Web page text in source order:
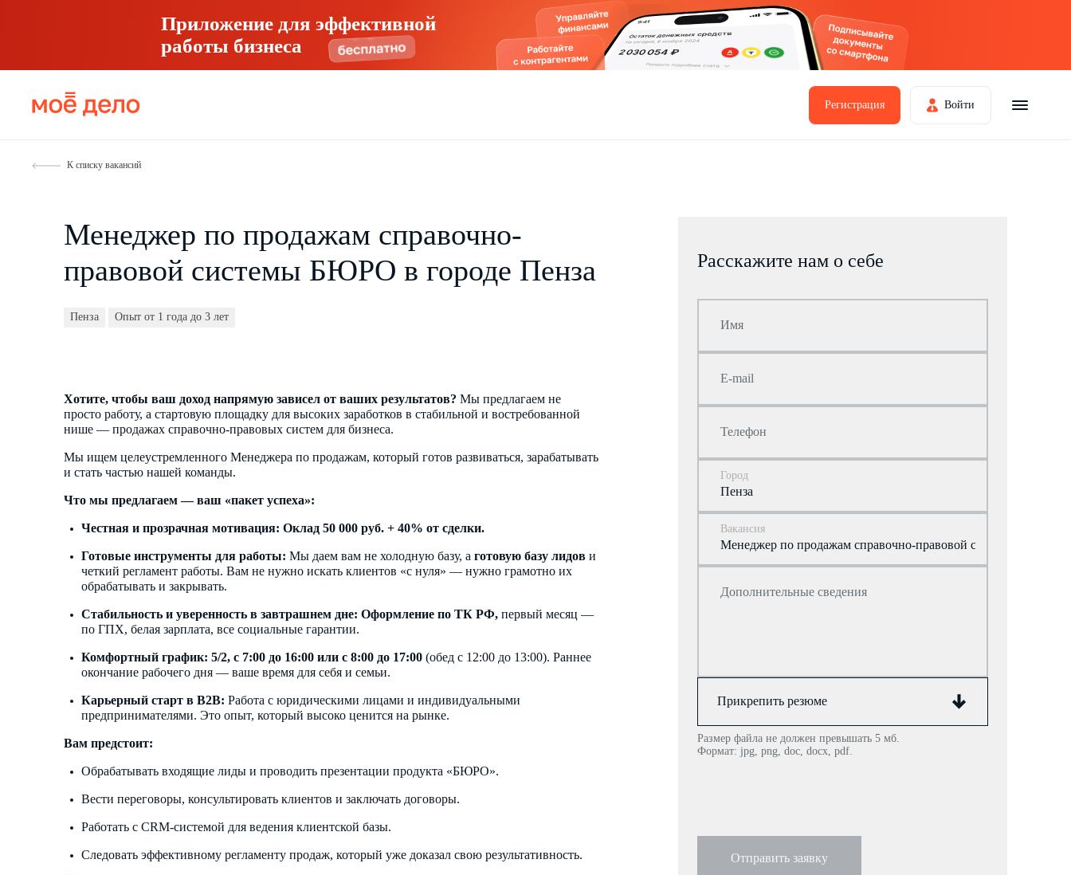
Приложение для эффективной
работы бизнеса
Регистрация Войти
К списку вакансий
Менеджер по продажам справочно-
правовой системы БЮРО в городе Пенза
Пенза Опыт от 1 года до 3 лет
Хотите, чтобы ваш доход напрямую зависел от ваших результатов? Мы предлагаем не
просто работу, а стартовую площадку для высоких заработков в стабильной и востребованной
нише — продажах справочно-правовых систем для бизнеса.
Мы ищем целеустремленного Менеджера по продажам, который готов развиваться, зарабатывать
и стать частью нашей команды.
Что мы предлагаем — ваш «пакет успеха»:
Честная и прозрачная мотивация: Оклад 50 000 руб. + 40% от сделки.
Готовые инструменты для работы: Мы даем вам не холодную базу, а готовую базу лидов и
четкий регламент работы. Вам не нужно искать клиентов «с нуля» — нужно грамотно их
обрабатывать и закрывать.
Стабильность и уверенность в завтрашнем дне: Оформление по ТК РФ, первый месяц —
по ГПХ, белая зарплата, все социальные гарантии.
Комфортный график: 5/2, с 7:00 до 16:00 или с 8:00 до 17:00 (обед с 12:00 до 13:00). Раннее
окончание рабочего дня — ваше время для себя и семьи.
Карьерный старт в B2B: Работа с юридическими лицами и индивидуальными
предпринимателями. Это опыт, который высоко ценится на рынке.
Вам предстоит:
Обрабатывать входящие лиды и проводить презентации продукта «БЮРО».
Вести переговоры, консультировать клиентов и заключать договоры.
Работать с CRM-системой для ведения клиентской базы.
Следовать эффективному регламенту продаж, который уже доказал свою результативность.
Расскажите нам о себе
Имя
E-mail
Телефон
Город
Вакансия
Дополнительные сведения
Прикрепить резюме
Размер файла не должен превышать 5 мб.
Формат: jpg, png, doc, docx, pdf.
Отправить заявку